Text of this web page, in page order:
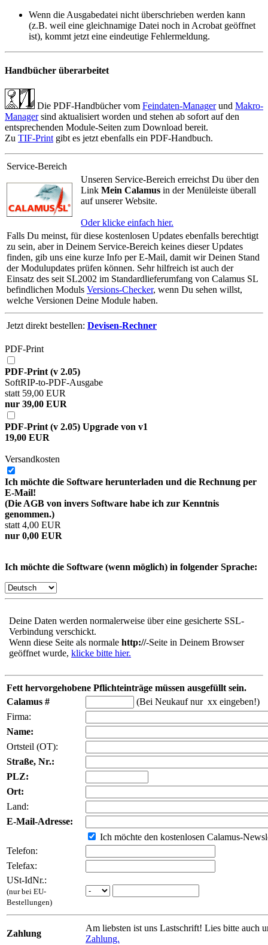
Wenn die Ausgabedatei nicht überschrieben werden kann
(z.B. weil eine gleichnamige Datei noch in Acrobat geöffnet
ist), kommt jetzt eine eindeutige Fehlermeldung.
Handbücher überarbeitet
Die PDF-Handbücher vom Feindaten-Managerund Makro-
Managersind aktualisiert worden und stehen ab sofort auf den
entsprechenden Module-Seiten zum Download bereit.
Zu TIF-Printgibt es jetzt ebenfalls ein PDF-Handbuch.
Service-Bereich
Unseren Service-Bereich erreichst Du über den
Link Mein Calamus in der Menüleiste überall
auf unserer Website.
Oder klicke einfach hier.
Falls Du meinst, für diese kostenlosen Updates ebenfalls berechtigt
zu sein, aber in Deinem Service-Bereich keines dieser Updates
finden, gib uns eine kurze Info per E-Mail, damit wir Deinen Stand
der Modulupdates prüfen können. Sehr hilfreich ist auch der
Einsatz des seit SL2002 im Standardlieferumfang von Calamus SL
befindlichen Moduls Versions-Checker, wenn Du sehen willst,
welche Versionen Deine Module haben.
Jetzt direkt bestellen: Devisen-Rechner
PDF-Print
PDF-Print (v 2.05)
SoftRIP-to-PDF-Ausgabe
statt 59,00 EUR
nur 39,00 EUR
PDF-Print (v 2.05) Upgrade von v1
19,00 EUR
Versandkosten
Ich möchte die Software herunterladen und die Rechnung per
E-Mail!
(Die AGB von invers Software habe ich zur Kenntnis
genommen.)
statt 4,00 EUR
nur 0,00 EUR
Ich möchte die Software (wenn möglich) in folgender Sprache:
Deine Daten werden normalerweise über eine gesicherte SSL-
Verbindung verschickt.
Wenn diese Seite als normale http://-Seite in Deinem Browser
geöffnet wurde, klicke bitte hier.
Fett hervorgehobene Pflichteinträge müssen ausgefüllt sein.
Calamus #
(Bei Neukauf nur xx eingeben!)
Firma:
Name:
Ortsteil (OT):
Straße, Nr.:
PLZ:
Ort:
Land:
E-Mail-Adresse:
Ich möchte den kostenlosen Calamus-
Telefon:
Telefax:
USt-IdNr.:
(nur bei EU-
Bestellungen)
Zahlung
Am liebsten ist uns Lastschrift! Lies bitte auch
Zahlung.